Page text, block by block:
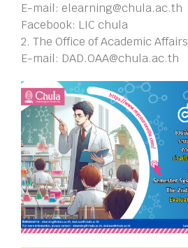
E-mail: elearning@chula.ac.th
Facebook: LIC chula
2. The Office of Academic Affairs
E-mail: DAD.OAA@chula.ac.th